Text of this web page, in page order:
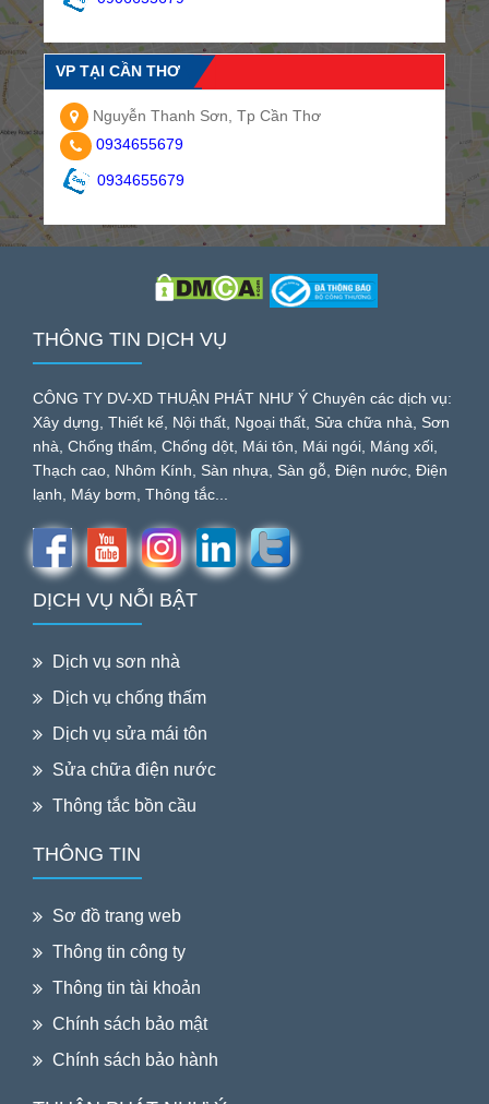
VP TẠI CẦN THƠ
Nguyễn Thanh Sơn, Tp Cần Thơ
0934655679
0934655679
THÔNG TIN DỊCH VỤ
CÔNG TY DV-XD THUẬN PHÁT NHƯ Ý Chuyên các dịch vụ:
Xây dựng, Thiết kế, Nội thất, Ngoại thất, Sửa chữa nhà, Sơn
nhà, Chống thấm, Chống dột, Mái tôn, Mái ngói, Máng xối,
Thạch cao, Nhôm Kính, Sàn nhựa, Sàn gỗ, Điện nước, Điện
lạnh, Máy bơm, Thông tắc...
DỊCH VỤ NỖI BẬT
Dịch vụ sơn nhà
Dịch vụ chống thấm
Dịch vụ sửa mái tôn
Sửa chữa điện nước
Thông tắc bồn cầu
THÔNG TIN
Sơ đồ trang web
Thông tin công ty
Thông tin tài khoản
Chính sách bảo mật
Chính sách bảo hành